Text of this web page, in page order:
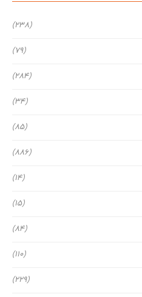
(238)
(79)
(284)
(34)
(85)
(886)
(14)
(15)
(84)
(110)
(229)